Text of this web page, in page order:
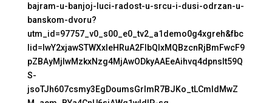
bajram-u-banjoj-luci-radost-u-srcu-i-dusi-odrzan-u-
banskom-dvoru?
utm_id=97757_v0_s00_e0_tv2_a1demo0g4xgreh&fbc
lid=IwY2xjawSTWXxleHRuA2FlbQIxMQBzcnRjBmFwcF9
pZBAyMjIwMzkxNzg4MjAwODkyAAEeAihvq4dpnslt59Q
S-
jsoTJh607csmy3EgDoumsGrlmR7BJKo_tLCmIdMwZ